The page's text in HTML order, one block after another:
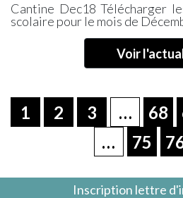
Cantine Dec18 Télécharger
scolaire pour le mois de
Voir
1 2 3 … 68
…
75
Inscription lettre